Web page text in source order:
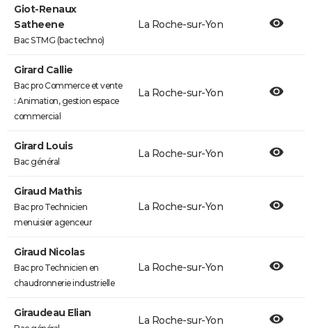
Giot-Renaux
Satheene
Bac STMG (bac techno)
La Roche-sur-Yon
Girard Callie
Bac pro Commerce et vente
: Animation, gestion espace
commercial
La Roche-sur-Yon
Girard Louis
Bac général
La Roche-sur-Yon
Giraud Mathis
Bac pro Technicien
menuisier agenceur
La Roche-sur-Yon
Giraud Nicolas
Bac pro Technicien en
chaudronnerie industrielle
La Roche-sur-Yon
Giraudeau Elian
La Roche-sur-Yon